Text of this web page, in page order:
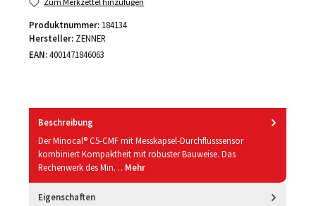
Produktnummer: 184134
Hersteller: ZENNER
EAN:4001471846063
Beschreibung
Der Minocal® C5-CMF mit Messkapsel-Durchflusssensor
kombiniert Kompaktheit mit robuster Bauweise. Das
Rechenwerk des Min… Mehr
Eigenschaften